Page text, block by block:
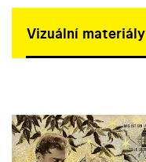
Vizuální materiály